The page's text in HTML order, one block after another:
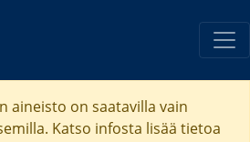
aineisto on saatavilla vain
Katso infosta lisää tietoa